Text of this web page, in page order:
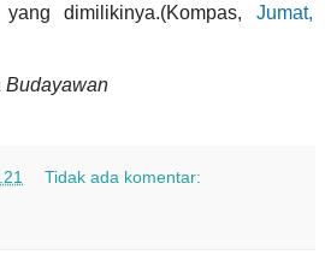
dimilikinya.(Kompas, Jumat,
Budayawan
Tidak ada komentar: